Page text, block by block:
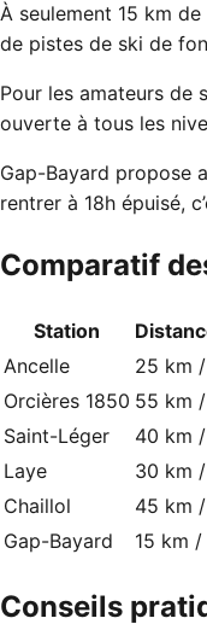
À seulement 15 km
de pistes de ski de
Pour les amateurs de
ouverte à tous les
Gap-Bayard propose
rentrer à 18h épuisé,
Comparatif
Station
Ancelle
25 km
Orcières 1850 55 km
Saint-Léger
40 km
Laye
30 km
Chaillol
45 km
Gap-Bayard
15 km /
Conseils